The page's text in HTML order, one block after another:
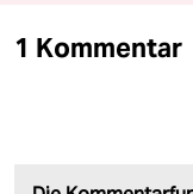
1 Kommentar